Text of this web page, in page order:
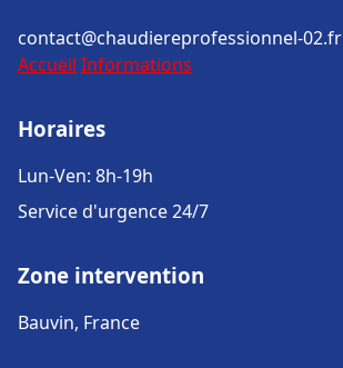
contact@chaudiereprofessionnel-02.fr
Accueil Informations
Horaires
Lun-Ven: 8h-19h
Service d'urgence 24/7
Zone intervention
Bauvin, France